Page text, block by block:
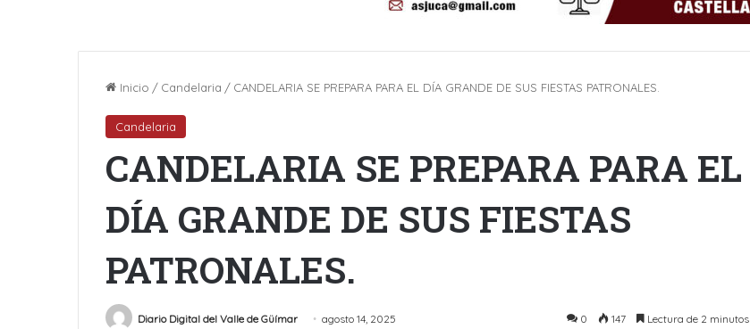
Inicio / Candelaria / CANDELARIA SE PREPARA PARA EL DÍA GRANDE DE SUS FIESTAS PATRONALES.
Candelaria
CANDELARIA SE PREPARA PARA EL
DÍA GRANDE DE SUS FIESTAS
PATRONALES.
Diario Digital del Valle de Güímar agosto 14, 2025 0 147 Lectura de 2 minutos